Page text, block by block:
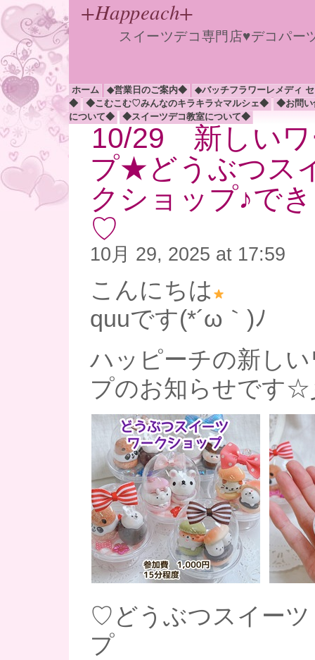
+Happeach+
スイーツデコ専門店♥デコパ
ホーム ◆営業日のご案内◆
◆バッチフラワーレメディ
◆
◆こむこむ♡みんなのキラキラ☆マルシェ◆
◆お問
について◆
◆スイーツデコ教室について◆
10/29 新しいワ
プ★どうぶつス
クショップ♪で
♡
10月 29, 2025 at 17:59
こんにちは
quuです(*´ω｀)ﾉ
ハッピーチの新し
プのお知らせです☆
♡どうぶつスイーツ
プ